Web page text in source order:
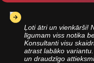
Ļoti ātri un vienkārši!
līgumam viss notika
Konsultanti visu
atrast labāko
un draudzīgo